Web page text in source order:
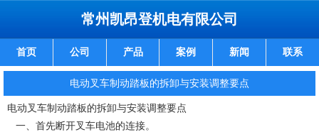
常州凯昂登机电有限公司
首页 公司 产品 案例 新闻 联系
电动叉车制动踏板的拆卸与安装调整要点
电动叉车制动踏板的拆卸与安装调整要点
一、首先断开叉车电池的连接。